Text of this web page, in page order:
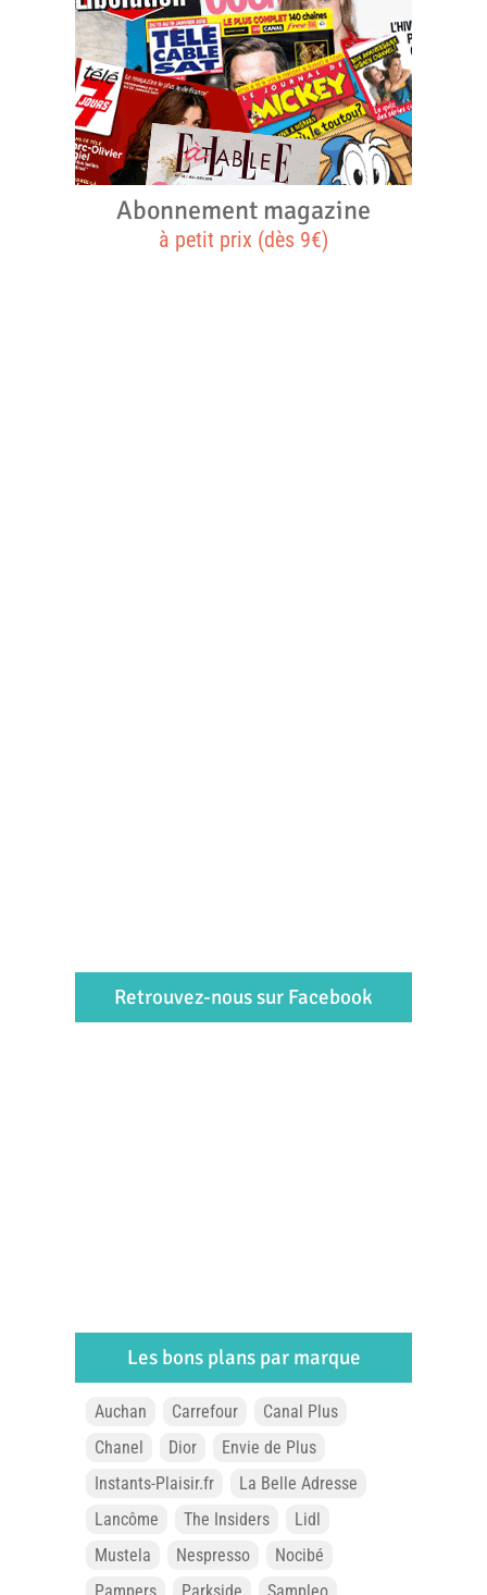
Abonnement magazine
à petit prix (dès 9€)
Retrouvez-nous sur Facebook
Les bons plans par marque
Auchan Carrefour
Canal Plus
Chanel
Dior
Envie de Plus
Instants-Plaisir.fr
La Belle Adresse
Lancôme
The Insiders
Lidl
Mustela
Nespresso
Nocibé